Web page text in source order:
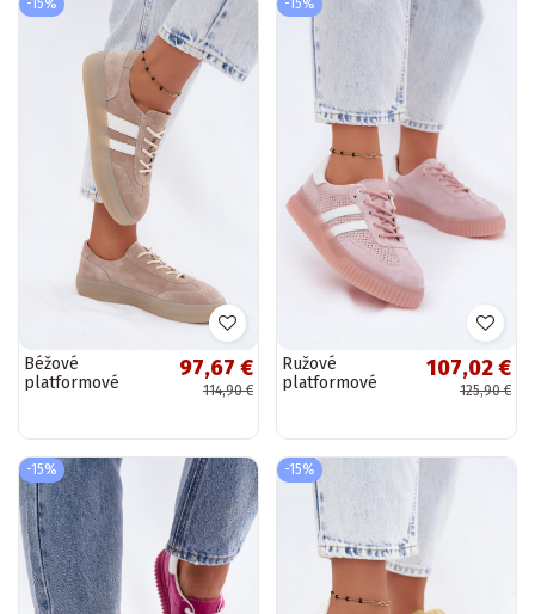
Béžové
platformové
97,67 €
114,90 €
Ružové
platformové
107,02 €
125,90 €
-15% -15%